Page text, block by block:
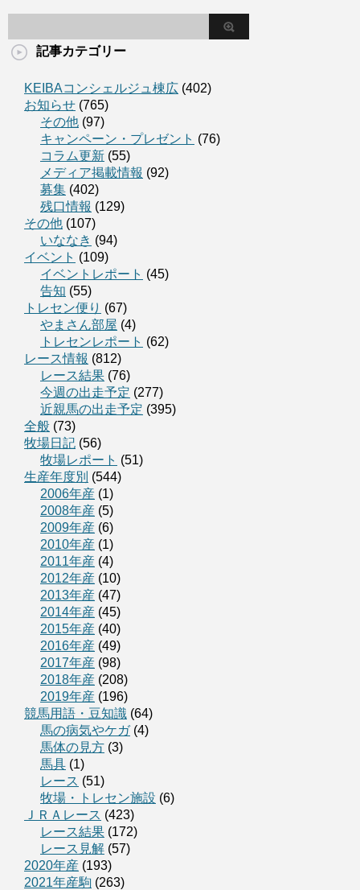
記事カテゴリー
KEIBAコンシェルジュ棟広 (402)
お知らせ (765)
その他 (97)
キャンペーン・プレゼント (76)
コラム更新 (55)
メディア掲載情報 (92)
募集 (402)
残口情報 (129)
その他 (107)
いななき (94)
イベント (109)
イベントレポート (45)
告知 (55)
トレセン便り (67)
やまさん部屋 (4)
トレセンレポート (62)
レース情報 (812)
レース結果 (76)
今週の出走予定 (277)
近親馬の出走予定 (395)
全般 (73)
牧場日記 (56)
牧場レポート (51)
生産年度別 (544)
2006年産 (1)
2008年産 (5)
2009年産 (6)
2010年産 (1)
2011年産 (4)
2012年産 (10)
2013年産 (47)
2014年産 (45)
2015年産 (40)
2016年産 (49)
2017年産 (98)
2018年産 (208)
2019年産 (196)
競馬用語・豆知識 (64)
馬の病気やケガ(4)
馬体の見方 (3)
馬具 (1)
レース (51)
牧場・トレセン施設 (6)
ＪＲＡレース (423)
レース結果 (172)
レース見解 (57)
2020年産 (193)
2021年産駒 (263)